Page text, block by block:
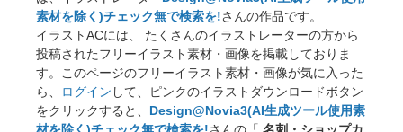
素材を除く)チェック無で検索を!さんの作品です。
イラストACには、 たくさんのイラストレーターの方から
投稿されたフリーイラスト素材・画像を掲載しておりま
す。このページのフリーイラスト素材・画像が気に入った
ら、
ログイン して、ピンクのイラストダウンロードボタン
をクリックすると、 Design@Novia3(AI生成ツール使用素